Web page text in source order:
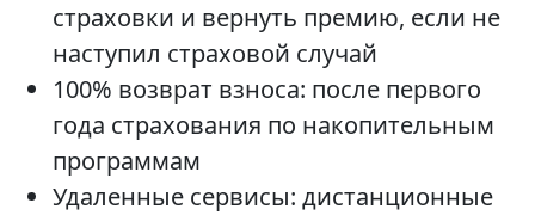
страховки и вернуть премию, если не
наступил страховой случай
100% возврат взноса: после первого
года страхования по накопительным
программам
Удаленные сервисы: дистанционные